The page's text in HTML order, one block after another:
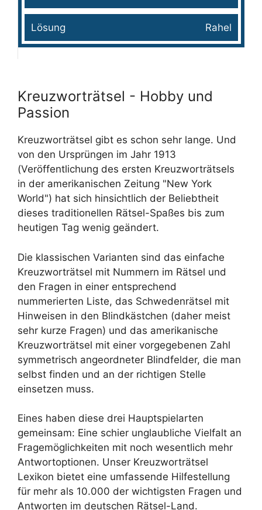
Rahel
Kreuzworträtsel - Hobby und
Passion
Kreuzworträtsel gibt es schon sehr lange. Und
von den Ursprüngen im Jahr 1913
(Veröffentlichung des ersten Kreuzworträtsels
in der amerikanischen Zeitung "New York
World") hat sich hinsichtlich der Beliebtheit
dieses traditionellen Rätsel-Spaßes bis zum
heutigen Tag wenig geändert.
Die klassischen Varianten sind das einfache
Kreuzworträtsel mit Nummern im Rätsel und
den Fragen in einer entsprechend
nummerierten Liste, das Schwedenrätsel mit
Hinweisen in den Blindkästchen (daher meist
sehr kurze Fragen) und das amerikanische
Kreuzworträtsel mit einer vorgegebenen Zahl
symmetrisch angeordneter Blindfelder, die man
selbst finden und an der richtigen Stelle
einsetzen muss.
Eines haben diese drei Hauptspielarten
gemeinsam: Eine schier unglaubliche Vielfalt an
Fragemöglichkeiten mit noch wesentlich mehr
Antwortoptionen. Unser Kreuzworträtsel
Lexikon bietet eine umfassende Hilfestellung
für mehr als 10.000 der wichtigsten Fragen und
Antworten im deutschen Rätsel-Land.